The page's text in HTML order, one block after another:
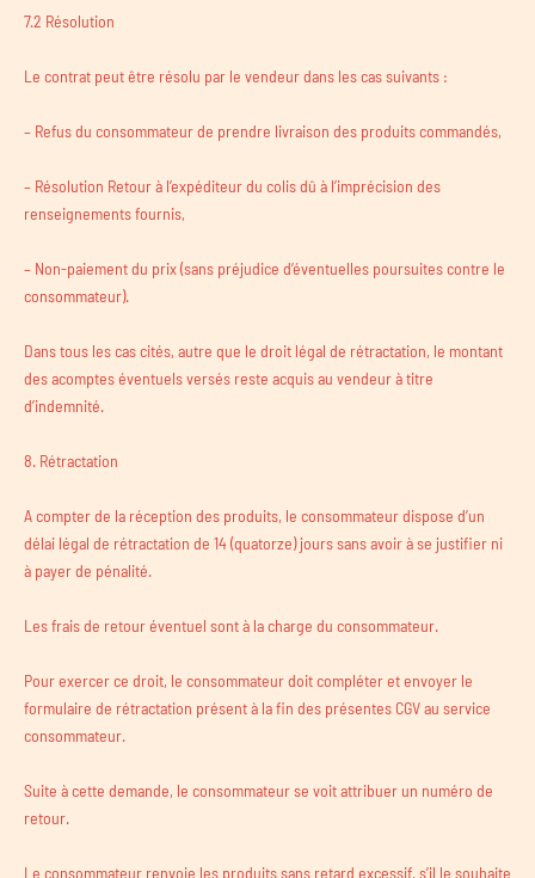
7.2 Résolution
Le contrat peut être résolu par le vendeur dans les cas suivants :
– Refus du consommateur de prendre livraison des produits commandés,
– Résolution Retour à l’expéditeur du colis dû à l’imprécision des
renseignements fournis,
– Non-paiement du prix (sans préjudice d’éventuelles poursuites contre le
consommateur).
Dans tous les cas cités, autre que le droit légal de rétractation, le montant
des acomptes éventuels versés reste acquis au vendeur à titre
d’indemnité.
8. Rétractation
A compter de la réception des produits, le consommateur dispose d’un
délai légal de rétractation de 14 (quatorze) jours sans avoir à se justifier ni
à payer de pénalité.
Les frais de retour éventuel sont à la charge du consommateur.
Pour exercer ce droit, le consommateur doit compléter et envoyer le
formulaire de rétractation présent à la fin des présentes CGV au service
consommateur.
Suite à cette demande, le consommateur se voit attribuer un numéro de
retour.
Le consommateur renvoie les produits sans retard excessif, s’il le souhaite